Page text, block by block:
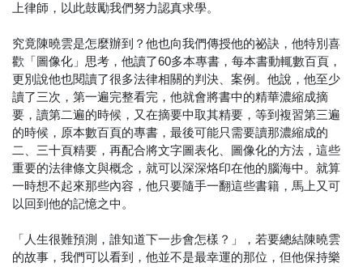
上律師，以此鼓勵我們努力認真求學。
究竟陳曉雲是怎麼辦到？他也向我們傳授他的祕訣，他特別喜
歡「圖像化」思考，他讀了60多本專書，每本書動輒數百頁，
更別說他也閱讀了很多法律相關的判決、案例。他說，他至少
讀了三次，第一遍完整看完，他就會將書中的精華濃縮成摘
要，讀第二遍的時候，又在摘要中取其精要，等到複習第三遍
的時候，原本數百頁的專書，最後可能只需要讀那濃縮成的
二、三十頁精要，再配合將文字圖表化、圖像化的方法，這些
重要的法律條文與概念，就可以深深烙印在他的腦海中。就算
一時想不起來那些內容，他只要隨手一翻這些書籍，馬上又可
以回到他的記憶之中。
「人生很難預測，誰知道下一步會怎樣？」，若要總結陳曉雲
的故事，我們可以看到，他並不是最幸運的那位，但他保持樂